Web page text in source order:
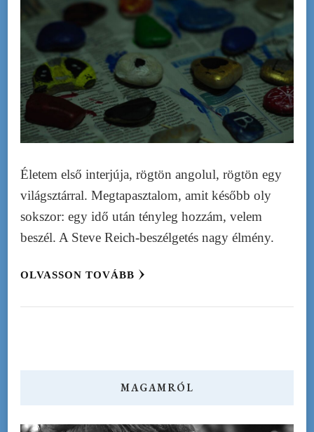
Életem első interjúja, rögtön angolul, rögtön egy
világsztárral. Megtapasztalom, amit később oly
sokszor: egy idő után tényleg hozzám, velem
beszél. A Steve Reich-beszélgetés nagy élmény.
OLVASSON TOVÁBB
MAGAMRÓL